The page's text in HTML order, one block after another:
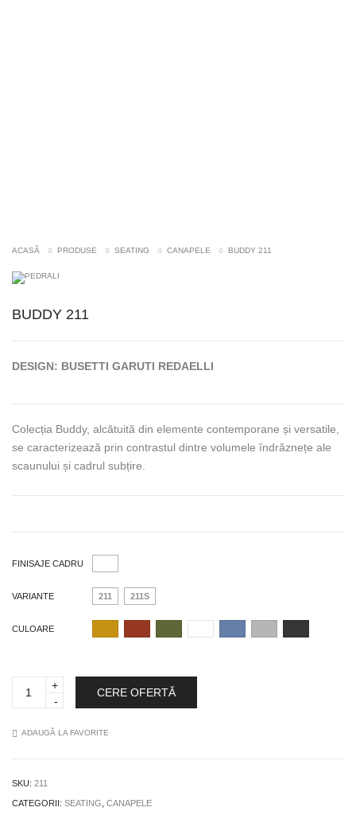
ACASĂ PRODUSE SEATING CANAPELE BUDDY 211
BUDDY 211
DESIGN: BUSETTI GARUTI REDAELLI
Colecția Buddy, alcătuită din elemente contemporane și versatile,
se caracterizează prin contrastul dintre volumele îndrăznețe ale
scaunului și cadrul subțire.
FINISAJE CADRU
VARIANTE 211 211S
CULOARE
211
CERE OFERTĂ
ADAUGĂ LA FAVORITE
SKU: 211
CATEGORII: SEATING CANAPELE